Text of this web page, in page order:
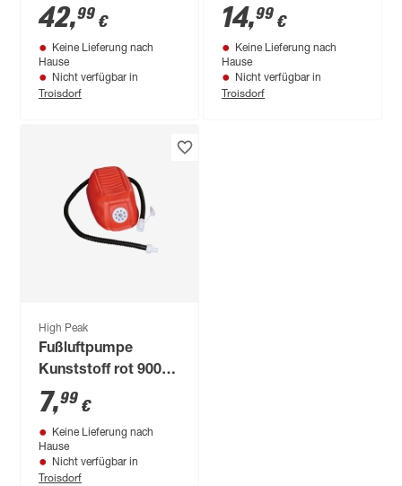
42,99 €
Keine Lieferung nach
Hause
Nicht verfügbar in
Troisdorf
36,5 x 16 x 28 cm
14,99 €
Keine Lieferung nach
Hause
Nicht verfügbar in
Troisdorf
High Peak
Fußluftpumpe
Kunststoff rot 900
cm³
7,99 €
Keine Lieferung nach
Hause
Nicht verfügbar in
Troisdorf